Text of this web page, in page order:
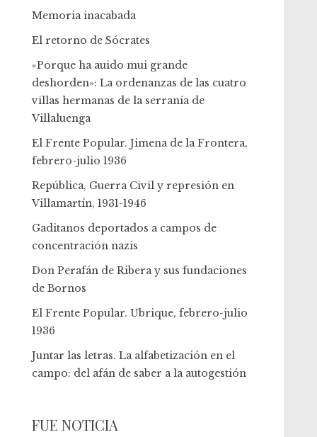
Memoria inacabada
El retorno de Sócrates
«Porque ha auido mui grande
deshorden»: La ordenanzas de las cuatro
villas hermanas de la serranía de
Villaluenga
El Frente Popular. Jimena de la Frontera,
febrero-julio 1936
República, Guerra Civil y represión en
Villamartín, 1931-1946
Gaditanos deportados a campos de
concentración nazis
Don Perafán de Ribera y sus fundaciones
de Bornos
El Frente Popular. Ubrique, febrero-julio
1936
Juntar las letras. La alfabetización en el
campo: del afán de saber a la autogestión
FUE NOTICIA